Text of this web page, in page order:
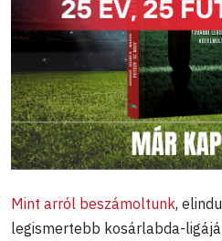
Mint arról beszámoltunk,
legismertebb kosárlabda-